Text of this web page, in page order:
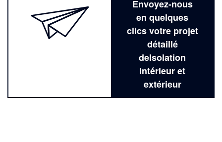
Envoyez-nous
en quelques
clics votre projet
détaillé
deIsolation
intérieur et
extérieur